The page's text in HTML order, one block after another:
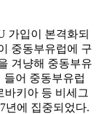
가입이 본격화되
중동부유럽에 구
겨냥해 중동부유
들어 중동부유럽
바키아 등 비세그
년에 집중되었다.